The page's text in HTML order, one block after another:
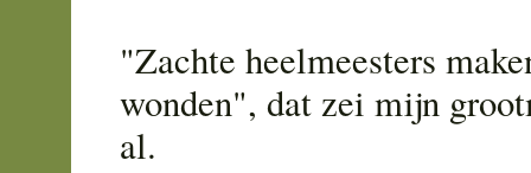
"Zachte heelmeesters
wonden", dat zei mijn
al.